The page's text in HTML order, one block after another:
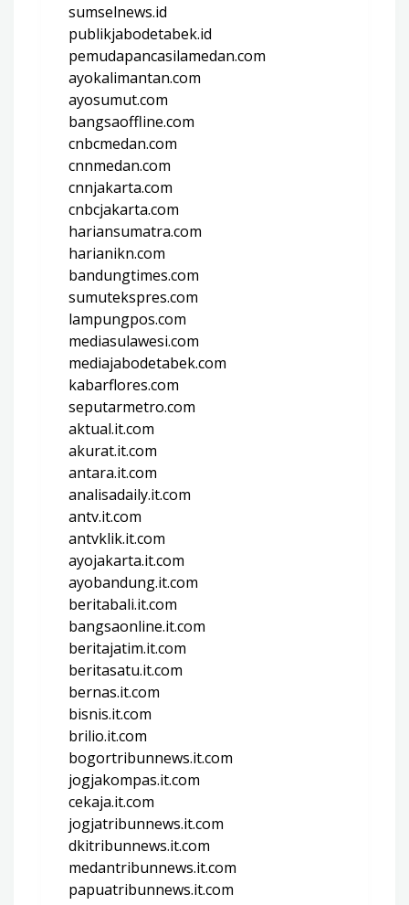
sumselnews.id
publikjabodetabek.id
pemudapancasilamedan.com
ayokalimantan.com
ayosumut.com
bangsaoffline.com
cnbcmedan.com
cnnmedan.com
cnnjakarta.com
cnbcjakarta.com
hariansumatra.com
harianikn.com
bandungtimes.com
sumutekspres.com
lampungpos.com
mediasulawesi.com
mediajabodetabek.com
kabarflores.com
seputarmetro.com
aktual.it.com
akurat.it.com
antara.it.com
analisadaily.it.com
antv.it.com
antvklik.it.com
ayojakarta.it.com
ayobandung.it.com
beritabali.it.com
bangsaonline.it.com
beritajatim.it.com
beritasatu.it.com
bernas.it.com
bisnis.it.com
brilio.it.com
bogortribunnews.it.com
jogjakompas.it.com
cekaja.it.com
jogjatribunnews.it.com
dkitribunnews.it.com
medantribunnews.it.com
papuatribunnews.it.com